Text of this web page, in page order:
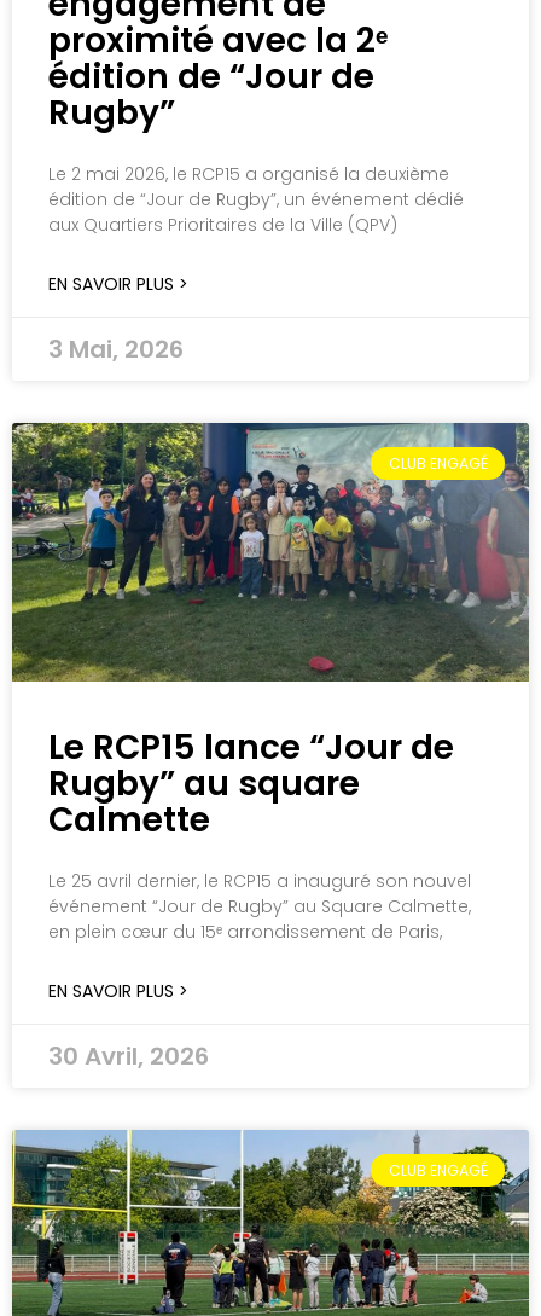
proximité avec la 2ᵉ
édition de “Jour de
Rugby”
Le 2 mai 2026, le RCP15 a organisé la deuxième
édition de “Jour de Rugby”, un événement dédié
aux Quartiers Prioritaires de la Ville (QPV)
EN SAVOIR PLUS >
3 Mai, 2026
CLUB ENGAGÉ
Le RCP15 lance “Jour de
Rugby” au square
Calmette
Le 25 avril dernier, le RCP15 a inauguré son nouvel
événement “Jour de Rugby” au Square Calmette,
en plein cœur du 15ᵉ arrondissement de Paris,
EN SAVOIR PLUS >
30 Avril, 2026
CLUB ENGAGÉ